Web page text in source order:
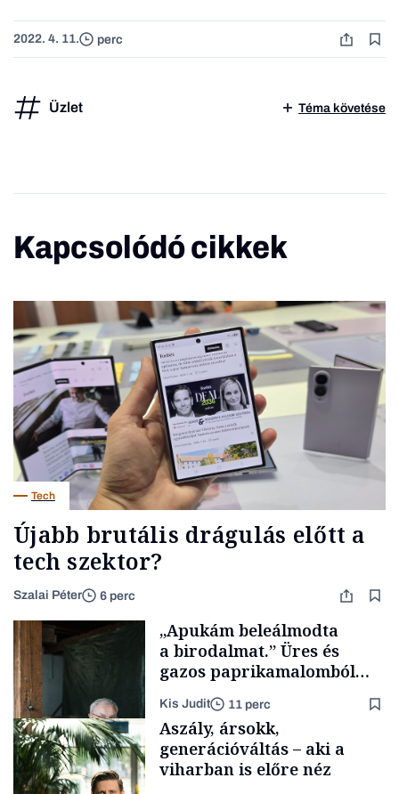
2022. 4. 11. perc
Üzlet Téma követése
Kapcsolódó cikkek
Tech
Újabb brutális drágulás előtt a
tech szektor?
Szalai Péter 6 perc
„Apukám beleálmodta
a birodalmat.” Üres és
gazos paprikamalomból
lett az igazi családi
fűszersztori
Kis Judit 11 perc
Aszály, ársokk,
generációváltás – aki a
viharban is előre néz